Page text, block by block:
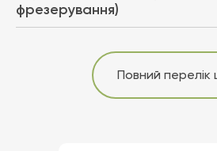
фрезерування)
Повний перелік